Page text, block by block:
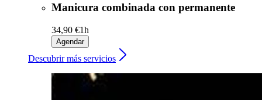
Manicura combinada con permanente
34,90 €1h
Agendar
Descubrir más servicios